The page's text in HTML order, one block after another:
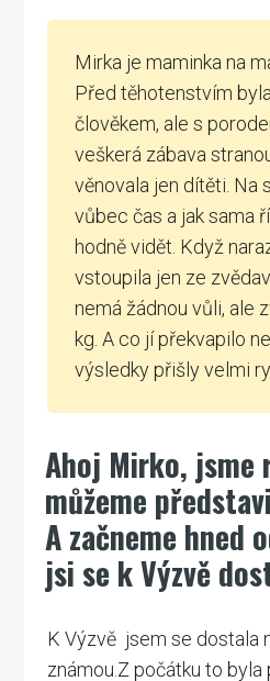
Mirka je maminka na
Před těhotenstvím
člověkem, ale s
veškerá zábava
věnovala jen dítěti. Na
vůbec čas a jak sama
hodně vidět. Když
vstoupila jen ze
nemá žádnou vůli, ale
kg. A co jí překvapilo
výsledky přišly velmi
Ahoj Mirko, jsme
můžeme
A začneme hned
jsi se k Výzvě
K Výzvě jsem se dostala
známou.Z počátku to byla